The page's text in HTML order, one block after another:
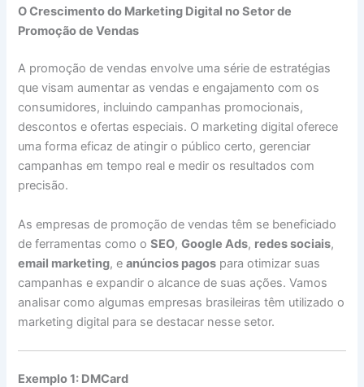
O Crescimento do Marketing Digital no Setor de
Promoção de Vendas
A promoção de vendas envolve uma série de estratégias
que visam aumentar as vendas e engajamento com os
consumidores, incluindo campanhas promocionais,
descontos e ofertas especiais. O marketing digital oferece
uma forma eficaz de atingir o público certo, gerenciar
campanhas em tempo real e medir os resultados com
precisão.
As empresas de promoção de vendas têm se beneficiado
de ferramentas como oSEO,Google Ads, redes sociais,
email marketing, eanúncios pagos para otimizar suas
campanhas e expandir o alcance de suas ações. Vamos
analisar como algumas empresas brasileiras têm utilizado o
marketing digital para se destacar nesse setor.
Exemplo 1: DMCard